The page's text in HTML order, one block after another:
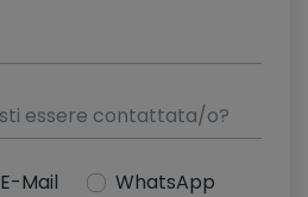
E-Mail WhatsApp